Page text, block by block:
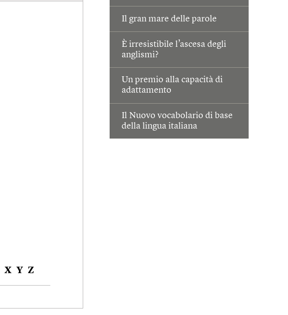
Il gran mare delle parole
È irresistibile l’ascesa degli
anglismi?
Un premio alla capacità di
adattamento
Il Nuovo vocabolario di base
della lingua italiana
X Y Z